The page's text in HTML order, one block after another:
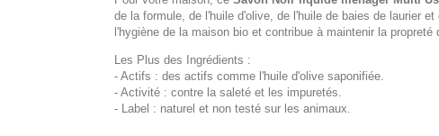
de la formule, de l'huile d'olive, de l'huile de baies de laurier
l'hygiène de la maison bio et contribue à maintenir la propreté
Les Plus des Ingrédients :
- Actifs : des actifs comme l'huile d'olive saponifiée.
- Activité : contre la saleté et les impuretés.
- Label : naturel et non testé sur les animaux.